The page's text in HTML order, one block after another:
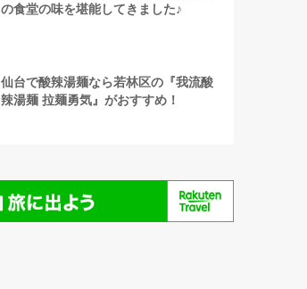
の食堂の味を堪能してきました♪
仙台で酸辣湯麺なら若林区の『我流酸
辣湯麺 拉麺勇気』がおすすめ！